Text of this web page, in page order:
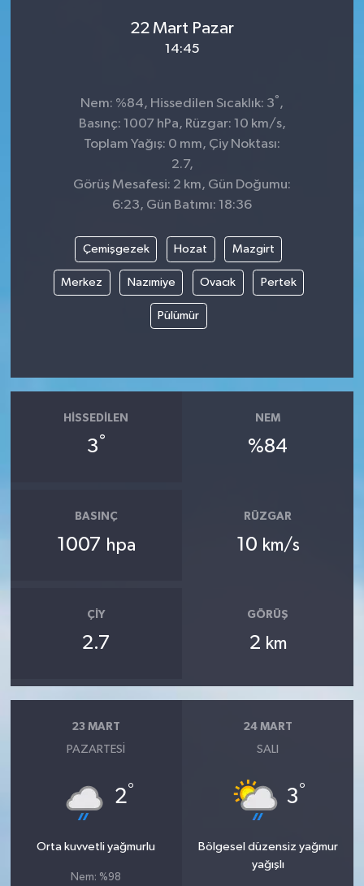
22 Mart Pazar
14:45
Nem: %84, Hissedilen Sıcaklık: 3°,
Basınç: 1007 hPa, Rüzgar: 10 km/s,
Toplam Yağış: 0 mm, Çiy Noktası:
2.7,
Görüş Mesafesi: 2 km, Gün Doğumu:
6:23, Gün Batımı: 18:36
Çemişgezek Hozat Mazgirt
Merkez Nazımiye Ovacık Pertek
Pülümür
HISSEDILEN
3°
NEM
%84
BASINÇ
1007 hpa
RÜZGAR
10 km/s
ÇIY
2.7
GÖRÜŞ
2 km
23 MART
PAZARTESI
2°
Orta kuvvetli yağmurlu
Nem: %98
24 MART
SALI
3°
Bölgesel düzensiz yağmur
yağışlı